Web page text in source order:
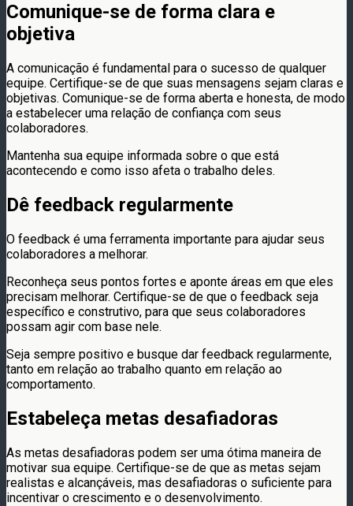
Comunique-se de forma clara e
objetiva
A comunicação é fundamental para o sucesso de qualquer
equipe. Certifique-se de que suas mensagens sejam claras e
objetivas. Comunique-se de forma aberta e honesta, de modo
a estabelecer uma relação de confiança com seus
colaboradores.
Mantenha sua equipe informada sobre o que está
acontecendo e como isso afeta o trabalho deles.
Dê feedback regularmente
O feedback é uma ferramenta importante para ajudar seus
colaboradores a melhorar.
Reconheça seus pontos fortes e aponte áreas em que eles
precisam melhorar. Certifique-se de que o feedback seja
específico e construtivo, para que seus colaboradores
possam agir com base nele.
Seja sempre positivo e busque dar feedback regularmente,
tanto em relação ao trabalho quanto em relação ao
comportamento.
Estabeleça metas desafiadoras
As metas desafiadoras podem ser uma ótima maneira de
motivar sua equipe. Certifique-se de que as metas sejam
realistas e alcançáveis, mas desafiadoras o suficiente para
incentivar o crescimento e o desenvolvimento.